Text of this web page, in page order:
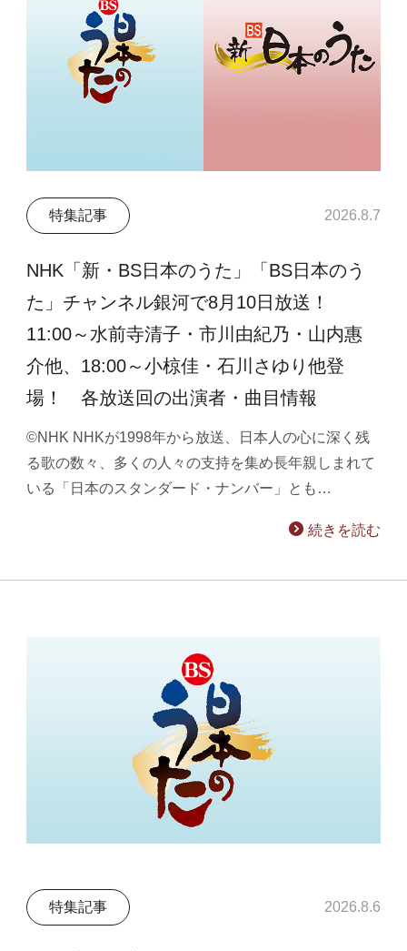
特集記事 2026.8.7
NHK「新・BS日本のうた」「BS日本のう
た」チャンネル銀河で8月10日放送！
11:00～水前寺清子・市川由紀乃・山内惠
介他、18:00～小椋佳・石川さゆり他登
場！ 各放送回の出演者・曲目情報
©NHK NHKが1998年から放送、日本人の心に深く残
る歌の数々、多くの人々の支持を集め長年親しまれて
いる「日本のスタンダード・ナンバー」とも…
続きを読む
特集記事 2026.8.6